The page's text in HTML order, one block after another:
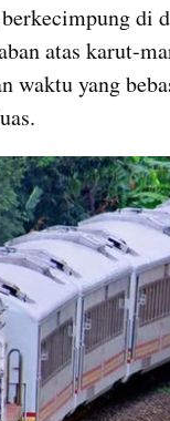
di
atas karut-
waktu yang